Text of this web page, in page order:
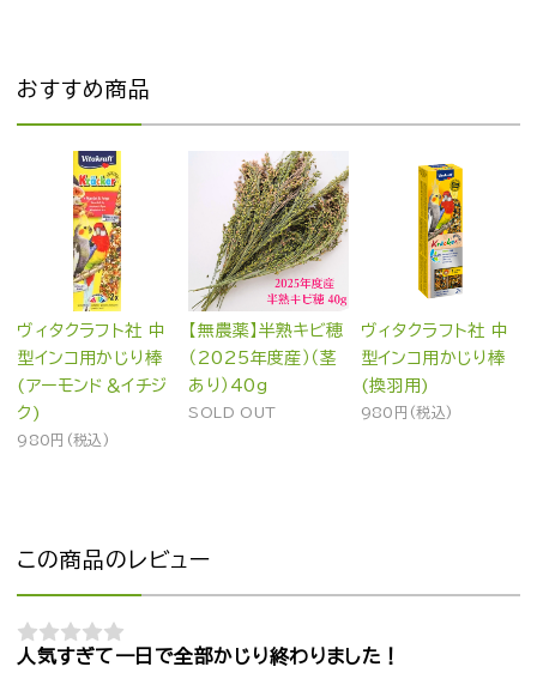
おすすめ商品
ヴィタクラフト社 中
型インコ用かじり棒
(アーモンド＆イチジ
ク)
980円(税込)
【無農薬】半熟キビ穂
（2025年度産）（茎
あり）40g
SOLD OUT
ヴィタクラフト社 中
型インコ用かじり棒
(換羽用)
980円(税込)
この商品のレビュー
人気すぎて一日で全部かじり終わりました！